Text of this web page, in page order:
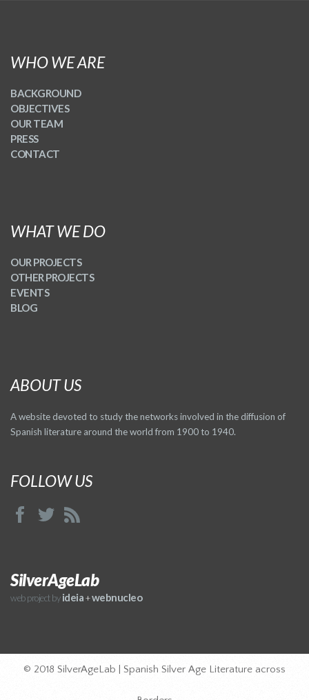
WHO WE ARE
BACKGROUND
OBJECTIVES
OUR TEAM
PRESS
CONTACT
WHAT WE DO
OUR PROJECTS
OTHER PROJECTS
EVENTS
BLOG
ABOUT US
A website devoted to study the networks involved in the diffusion of
Spanish literature around the world from 1900 to 1940.
FOLLOW US
SilverAgeLab
web project byideia+webnucleo
© 2018 SilverAgeLab | Spanish Silver Age Literature across